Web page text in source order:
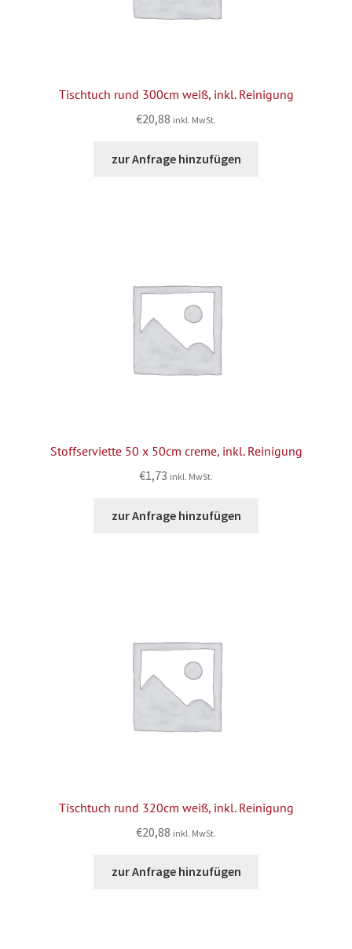
Tischtuch rund 300cm weiß, inkl. Reinigung
€20,88 inkl. MwSt.
zur Anfrage hinzufügen
Stoffserviette 50 x 50cm creme, inkl. Reinigung
€1,73 inkl. MwSt.
zur Anfrage hinzufügen
Tischtuch rund 320cm weiß, inkl. Reinigung
€20,88 inkl. MwSt.
zur Anfrage hinzufügen